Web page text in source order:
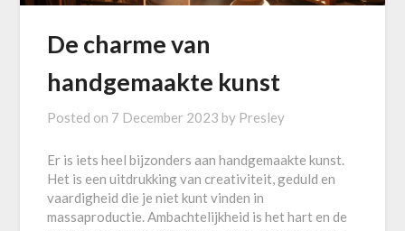
De charme van
handgemaakte kunst
Posted on 7 December 2023 by Presley
Er is iets heel bijzonders aan handgemaakte kunst.
Het is een uitdrukking van creativiteit, geduld en
vaardigheid die je niet kunt vinden in
massaproductie. Ambachtelijkheid is het hart en de